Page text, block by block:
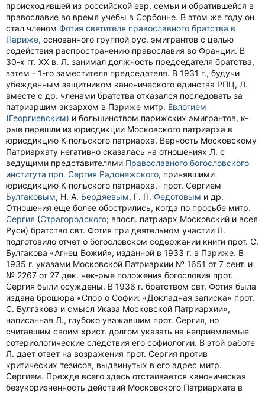
происходившей из российской евр. семьи и обратившейся в
православие во время учебы в Сорбонне. В этом же году он
стал членом Фотия святителя православного братства в
Париже, основанного группой рус. эмигрантов с целью
содействия распространению православия во Франции. В
30-х гг. XX в. Л. занимал должность председателя братства,
затем - 1-го заместителя председателя. В 1931 г., будучи
убежденным защитником канонического единства РПЦ, Л.
вместе с др. членами братства отказался последовать за
патриаршим экзархом в Париже митр. Евлогием
(Георгиевским) и большинством парижских эмигрантов, к-
рые перешли из юрисдикции Московского патриарха в
юрисдикцию К-польского патриарха. Верность Московскому
Патриархату негативно сказалась на отношениях Л. с
ведущими представителями Православного богословского
института прп. Сергия Радонежского, принявшими
юрисдикцию К-польского патриарха,- прот. Сергием
Булгаковым, Н. А. Бердяевым, Г. П. Федотовым и др.
Отношения еще более обострились, когда по просьбе митр.
Сергия (Страгородского; впосл. патриарх Московский и всея
Руси) братство свт. Фотия при деятельном участии Л.
подготовило отчет о богословском содержании книги прот. С.
Булгакова «Агнец Божий», изданной в 1933 г. в Париже. В
1935 г. указами Московской Патриархии № 1651 от 7 сент. и
№ 2267 от 27 дек. нек-рые положения богословия прот.
Сергия были осуждены. В 1936 г. братством свт. Фотия была
издана брошюра «Спор о Софии: «Докладная записка» прот.
С. Булгакова и смысл Указа Московской Патриархии»,
написанная Л., глубоко уважавшим прот. Сергия, но
считавшим своим христ. долгом указать на неприемлемые
сотериологические следствия его софиологии. В этой работе
Л. дает ответ на возражения прот. Сергия против
критических тезисов, выдвинутых в его адрес митр.
Сергием. Прежде всего здесь отстаивается каноническая
безукоризненность действий Московского Патриархата в